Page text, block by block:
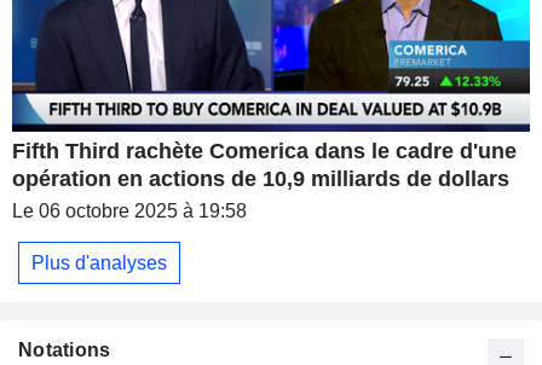
Fifth Third rachète Comerica dans le cadre d'une
opération en actions de 10,9 milliards de dollars
Le 06 octobre 2025 à 19:58
Plus d'analyses
Notations